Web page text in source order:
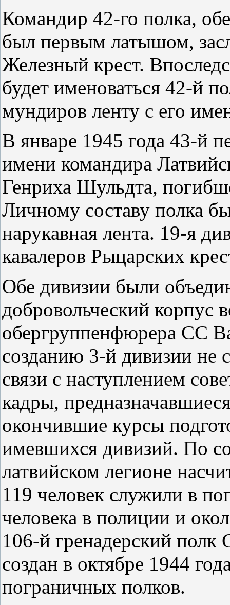
Командир 42-го полка,
был первым латышом,
Железный крест.
будет именоваться 42-й
мундиров ленту с его
В январе 1945 года 43-й
имени командира
Генриха Шульдта,
Личному составу полка
нарукавная лента. 19-я
кавалеров Рыцарских
Обе дивизии были
добровольческий корпус
обергруппенфюрера СС
созданию 3-й дивизии не
связи с наступлением
кадры,
окончившие курсы
имевшихся дивизий. По
латвийском легионе
119 человек служили в
человека в полиции и
106-й гренадерский
создан в октябре 1944
пограничных полков.